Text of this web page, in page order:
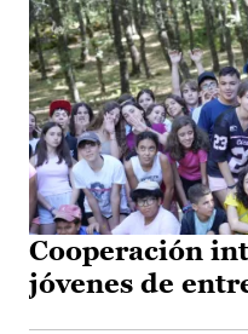
Cooperación
jóvenes de